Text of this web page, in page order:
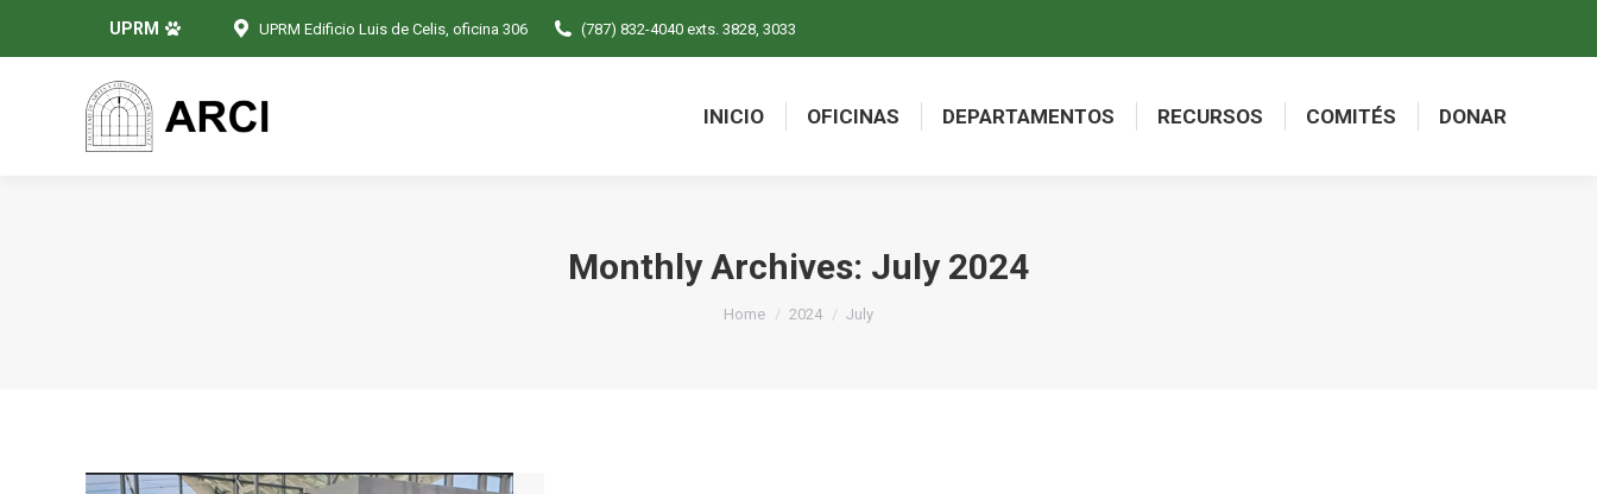
UPRM UPRM Edificio Luis de Celis, oficina 306 (787) 832-4040 exts. 3828, 3033
INICIO OFICINAS DEPARTAMENTOS RECURSOS COMITÉS DONAR
Monthly Archives: July 2024
You are here:
Home 2024 July
INICIO